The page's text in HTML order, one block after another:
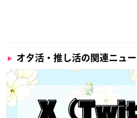
オタ活・推し活の関連ニュ